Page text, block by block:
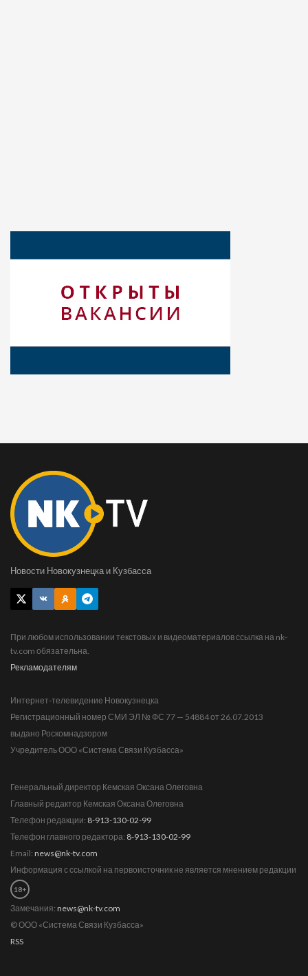
Новости Новокузнецка и Кузбасса
При любом использовании текстовых и видеоматериалов ссылка на nk-
tv.com обязательна.
Рекламодателям
Интернет-телевидение Новокузнецка
Регистрационный номер СМИ ЭЛ № ФС 77 — 54884 от 26.07.2013
выдано Роскомнадзором
Учредитель ООО «Система Связи Кузбасса»
Генеральный директор Кемская Оксана Олеговна
Главный редактор Кемская Оксана Олеговна
Телефон редакции: 8-913-130-02-99
Телефон главного редактора: 8-913-130-02-99
Email: news@nk-tv.com
Информация с ссылкой на первоисточник не является мнением редакции
18+
Замечания: news@nk-tv.com
© ООО «Система Связи Кузбасса»
RSS